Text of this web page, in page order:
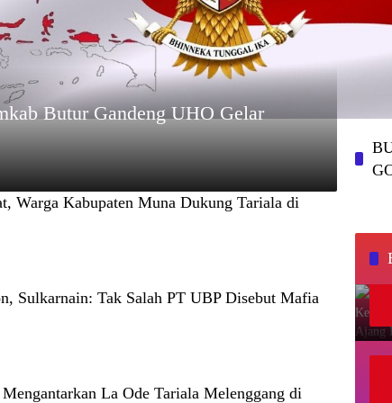
Butur Gandeng UHO Gelar
Warga Kabupaten Muna Dukung Tariala di
Sulkarnain: Tak Salah PT UBP Disebut Mafia
La Ode Tariala Melenggang di